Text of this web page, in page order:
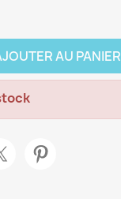
AU PANIER